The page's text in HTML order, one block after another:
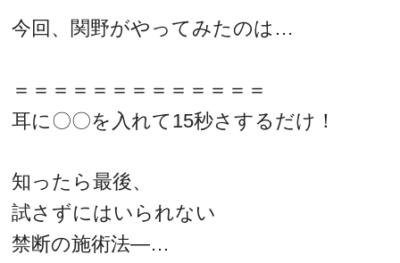
今回、関野がやってみたのは…
＝＝＝＝＝＝＝＝＝＝＝＝＝
耳に〇〇を入れて15秒さするだけ！
知ったら最後、
試さずにはいられない
禁断の施術法―…